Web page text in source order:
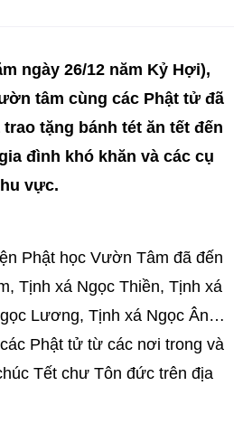
ngày 26/12 năm Kỷ Hợi),
tâm cùng các Phật tử đã
tặng bánh tét ăn tết đến
đình khó khăn và các cụ
vực.
Phật học Vườn Tâm đã đến
Tịnh xá Ngọc Thiền, Tịnh xá
Lương, Tịnh xá Ngọc Ân…
Phật tử từ các nơi trong và
Tết chư Tôn đức trên địa